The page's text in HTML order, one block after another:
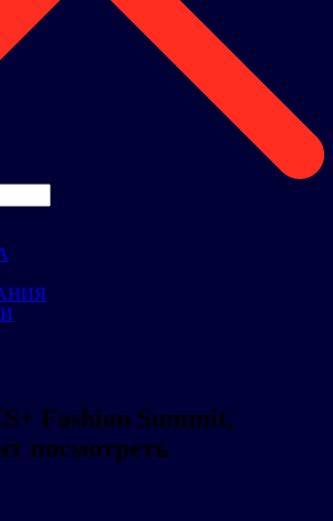
Fashion Summit,
посмотреть